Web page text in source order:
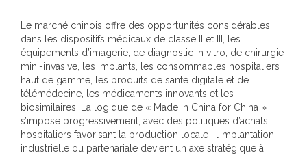
Le marché chinois offre des opportunités considérables
dans les dispositifs médicaux de classe II et III, les
équipements d’imagerie, de diagnostic in vitro, de chirurgie
mini-invasive, les implants, les consommables hospitaliers
haut de gamme, les produits de santé digitale et de
télémédecine, les médicaments innovants et les
biosimilaires. La logique de « Made in China for China »
s’impose progressivement, avec des politiques d’achats
hospitaliers favorisant la production locale : l’implantation
industrielle ou partenariale devient un axe stratégique à